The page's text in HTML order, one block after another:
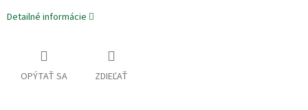
Detailné informácie
OPÝTAŤ SA ZDIEĽAŤ